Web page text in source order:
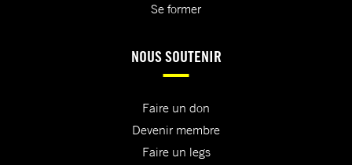
Se former
NOUS SOUTENIR
Faire un don
Devenir membre
Faire un legs